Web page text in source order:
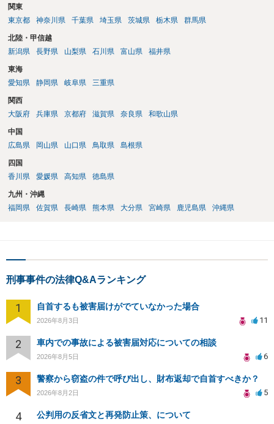
関東
東京都
神奈川県 千葉県 埼玉県 茨城県 栃木県 群馬県
北陸・甲信越
新潟県
長野県 山梨県 石川県 富山県 福井県
東海
愛知県
静岡県 岐阜県 三重県
関西
大阪府
兵庫県 京都府 滋賀県 奈良県 和歌山県
中国
広島県
岡山県 山口県 鳥取県 島根県
四国
香川県
愛媛県 高知県 徳島県
九州・沖縄
福岡県
佐賀県 長崎県 熊本県 大分県 宮崎県 鹿児島県 沖縄県
刑事事件の法律Q&Aランキング
1 自首するも被害届けがでていなかった場合
2026年8月3日 11
2 車内での事故による被害届対応についての相談
2026年8月5日 6
3 警察から窃盗の件で呼び出し、財布返却で自首すべきか？
2026年8月2日 5
4 公判用の反省文と再発防止策、について